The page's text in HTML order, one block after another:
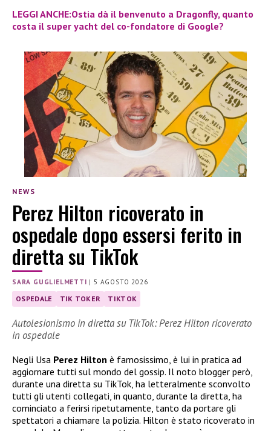
LEGGI ANCHE:Ostia dà il benvenuto a Dragonfly, quanto
costa il super yacht del co-fondatore di Google?
NEWS
Perez Hilton ricoverato in
ospedale dopo essersi ferito in
diretta su TikTok
SARA GUGLIELMETTI | 5 AGOSTO 2026
OSPEDALE TIK TOKER TIKTOK
Autolesionismo in diretta su TikTok: Perez Hilton ricoverato
in ospedale
Negli Usa Perez Hilton è famosissimo, è lui in pratica ad
aggiornare tutti sul mondo del gossip. Il noto blogger però,
durante una diretta su TikTok, ha letteralmente sconvolto
tutti gli utenti collegati, in quanto, durante la diretta, ha
cominciato a ferirsi ripetutamente, tanto da portare gli
spettatori a chiamare la polizia. Hilton è stato ricoverato in